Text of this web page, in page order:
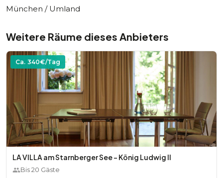
München / Umland
Weitere Räume dieses Anbieters
Ca. 340€/Tag
LA VILLA am Starnberger See - König Ludwig II
Bis20 Gäste